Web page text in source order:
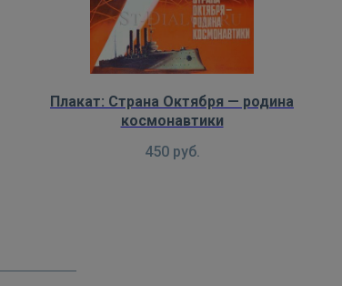
Плакат: Страна Октября — родина
космонавтики
450 руб.